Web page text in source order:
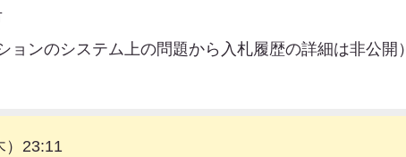
ョンのシステム上の問題から入札履歴の詳細は非公開）
）23:11